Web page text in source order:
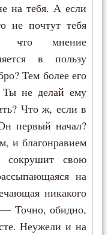
на тебя. А если
не почтут тебя
что мнение
в пользу
Тем более его
Ты не делай ему
Что ж, если в
первый начал?
и благонравием
сокрушит свою
на
никакого
Точно, обидно,
Неужели и на